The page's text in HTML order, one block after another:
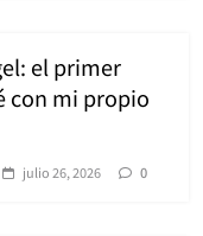
el primer
con mi propio
julio 26, 2026 0